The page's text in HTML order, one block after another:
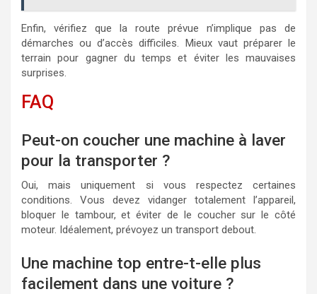
Enfin, vérifiez que la route prévue n’implique pas de
démarches ou d’accès difficiles. Mieux vaut préparer le
terrain pour gagner du temps et éviter les mauvaises
surprises.
FAQ
Peut-on coucher une machine à laver
pour la transporter ?
Oui, mais uniquement si vous respectez certaines
conditions. Vous devez vidanger totalement l’appareil,
bloquer le tambour, et éviter de le coucher sur le côté
moteur. Idéalement, prévoyez un transport debout.
Une machine top entre-t-elle plus
facilement dans une voiture ?